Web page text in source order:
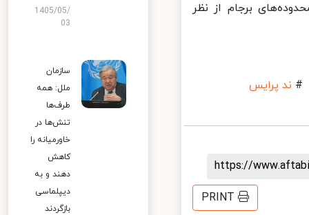
برجام از نظر
ند پرایس
https://
PRINT
1405/05/
03
سازمان
ملل: همه
طرف‌ها
تنش‌ها در
خاورمیانه را
کاهش
دهند و به
دیپلماسی
بازگردند